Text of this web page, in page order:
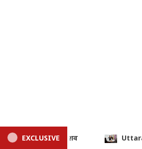
EXCLUSIVE
पेंशन लाभार्थियों को ₹146.32 करोड़ की